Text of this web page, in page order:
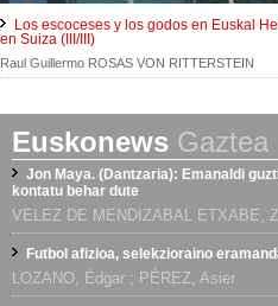
Los escoceses y los godos en Euskal
en Suiza (III/III)
Raul Guillermo ROSAS VON RITTERSTEIN
Euskonews Gaztea
Jon Maya. (Dantzaria): Emanaldi
kontatu behar dute
VELEZ DE MENDIZABAL ETXABE,
Futbol afizioa, selekzioraino
LOZANO, Édgar ; PÉREZ, Asier